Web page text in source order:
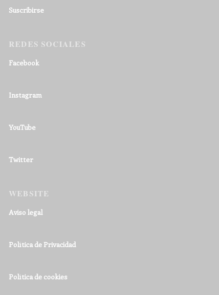
Suscribirse
REDES SOCIALES
Facebook
Instagram
YouTube
Twitter
WEBSITE
Aviso legal
Política de Privacidad
Política de cookies